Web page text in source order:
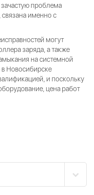
проблема
связана именно с
могут
заряда, а также
на системной
Новосибирске
и поскольку
цена работ